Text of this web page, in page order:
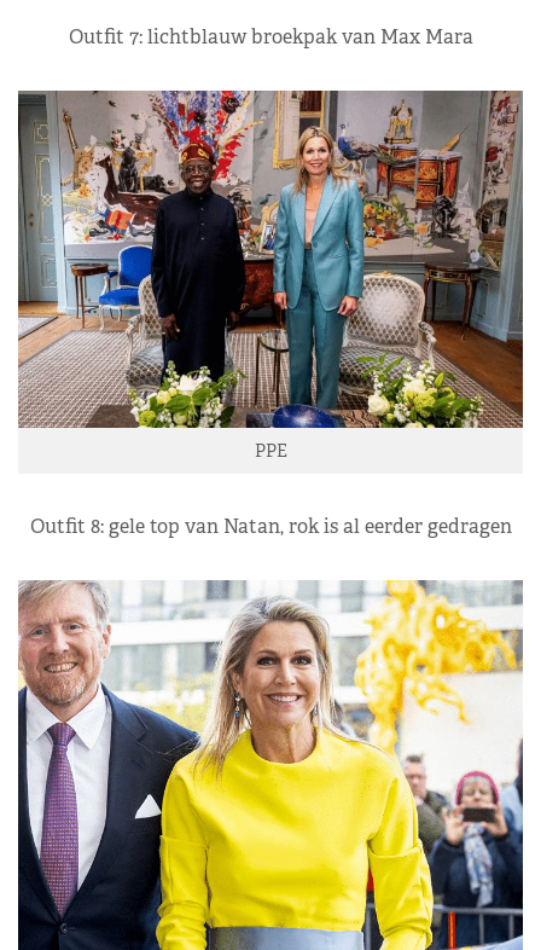
Outfit 7: lichtblauw broekpak van Max Mara
PPE
Outfit 8: gele top van Natan, rok is al eerder gedragen